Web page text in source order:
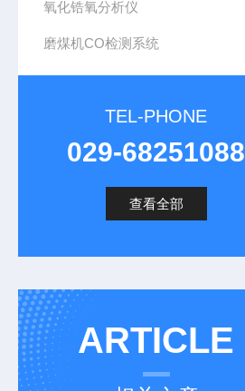
氧化锆氧分析仪
磨煤机CO检测系统
TEL-PHONE
029-68251088
查看全部
ARTICLE